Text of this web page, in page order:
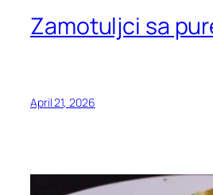
Zamotuljci sa
April 21, 2026